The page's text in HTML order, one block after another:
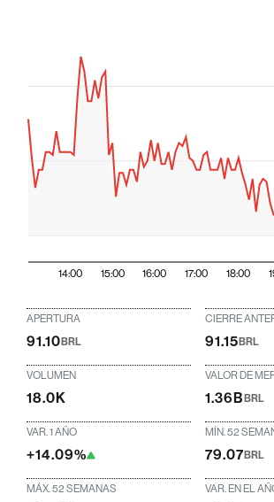
14:00 15:00 16:00 17:00 18:00
APERTURA
91.10BRL
CIERRE
91.15BRL
VOLUMEN
18.0K
VALOR DE
1.36BBRL
VAR. 1 AÑO
+14.09%
MÍN. 52
79.07BRL
MÁX. 52 SEMANAS VAR. EN EL